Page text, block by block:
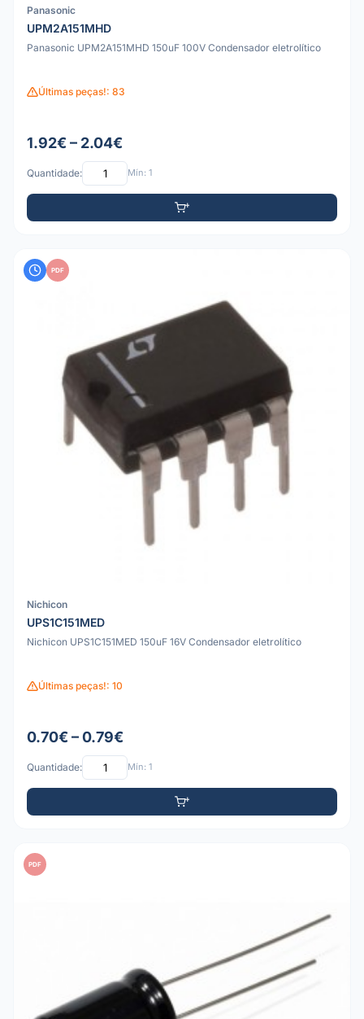
Panasonic
UPM2A151MHD
Panasonic UPM2A151MHD 150uF 100V Condensador eletrolítico
Últimas peças!: 83
1.92€ – 2.04€
Quantidade: Mín: 1
PDF
Nichicon
UPS1C151MED
Nichicon UPS1C151MED 150uF 16V Condensador eletrolítico
Últimas peças!: 10
0.70€ – 0.79€
Quantidade: Mín: 1
PDF